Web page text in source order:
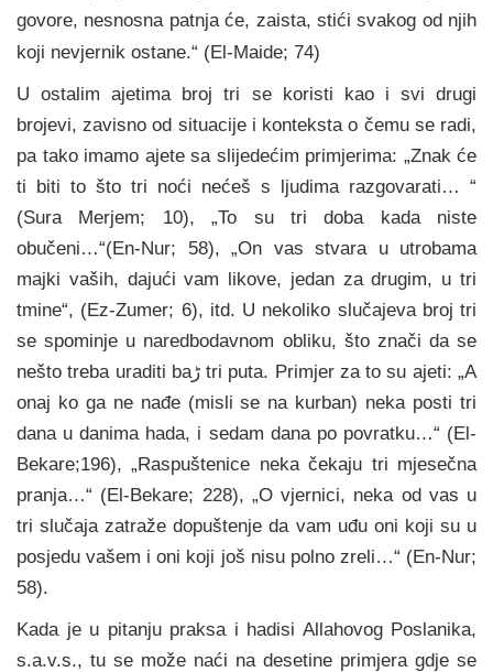
govore, nesnosna patnja će, zaista, stići svakog od njih
koji nevjernik ostane.“ (El-Maide; 74)
U ostalim ajetima broj tri se koristi kao i svi drugi
brojevi, zavisno od situacije i konteksta o čemu se radi,
pa tako imamo ajete sa slijedećim primjerima: „Znak će
ti biti to što tri noći nećeš s ljudima razgovarati… “
(Sura Merjem; 10), „To su tri doba kada niste
obučeni…“(En-Nur; 58), „On vas stvara u utrobama
majki vaših, dajući vam likove, jedan za drugim, u tri
tmine“, (Ez-Zumer; 6), itd. U nekoliko slučajeva broj tri
se spominje u naredbodavnom obliku, što znači da se
nešto treba uraditi baڑ tri puta. Primjer za to su ajeti: „A
onaj ko ga ne nađe (misli se na kurban) neka posti tri
dana u danima had‍a, i sedam dana po povratku…“ (El-
Bekare;196), „Raspuštenice neka čekaju tri mjesečna
pranja…“ (El-Bekare; 228), „O vjernici, neka od vas u
tri slučaja zatraže dopuštenje da vam uđu oni koji su u
posjedu vašem i oni koji još nisu polno zreli…“ (En-Nur;
58).
Kada je u pitanju praksa i hadisi Allahovog Poslanika,
s.a.v.s., tu se može naći na desetine primjera gdje se